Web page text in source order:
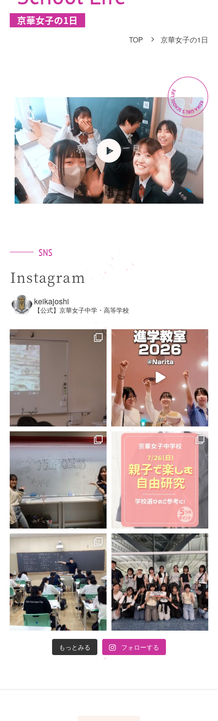
京華女子の1日
TOP 京華女子の1日
SNS
Instagram
keikajoshi
【公式】京華女子中学・高等学校
もっとみる フォローする